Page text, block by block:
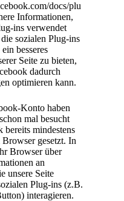
docs/plu
Informationen,
ins verwendet
sozialen Plug-ins
besseres
Seite zu bieten,
dadurch
optimieren kann.
Konto haben
mal besucht
bereits mindestens
gesetzt. In
Browser über
an
unsere Seite
Plug-ins (z.B.
interagieren.